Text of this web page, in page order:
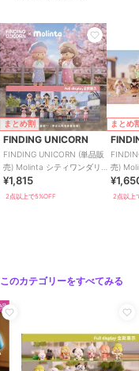
まとめ割
FINDING UNICORN
FINDING UNICORN (単品販
売) Molinta シティワンダリン
グ ブラインド
¥1,815
2点以上で5%OFF
まとめ
売)
形 ブ
2点以上
このカテゴリーをすべてみる